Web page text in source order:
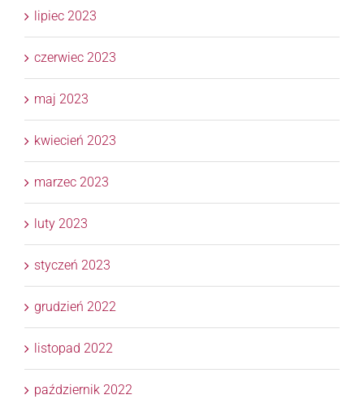
lipiec 2023
czerwiec 2023
maj 2023
kwiecień 2023
marzec 2023
luty 2023
styczeń 2023
grudzień 2022
listopad 2022
październik 2022